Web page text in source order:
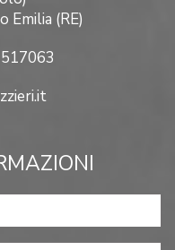
Emilia (RE)